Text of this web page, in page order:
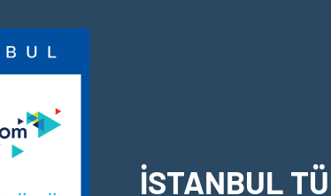
İSTANBUL